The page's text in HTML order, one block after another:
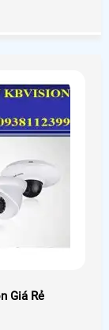
Giá Rẻ